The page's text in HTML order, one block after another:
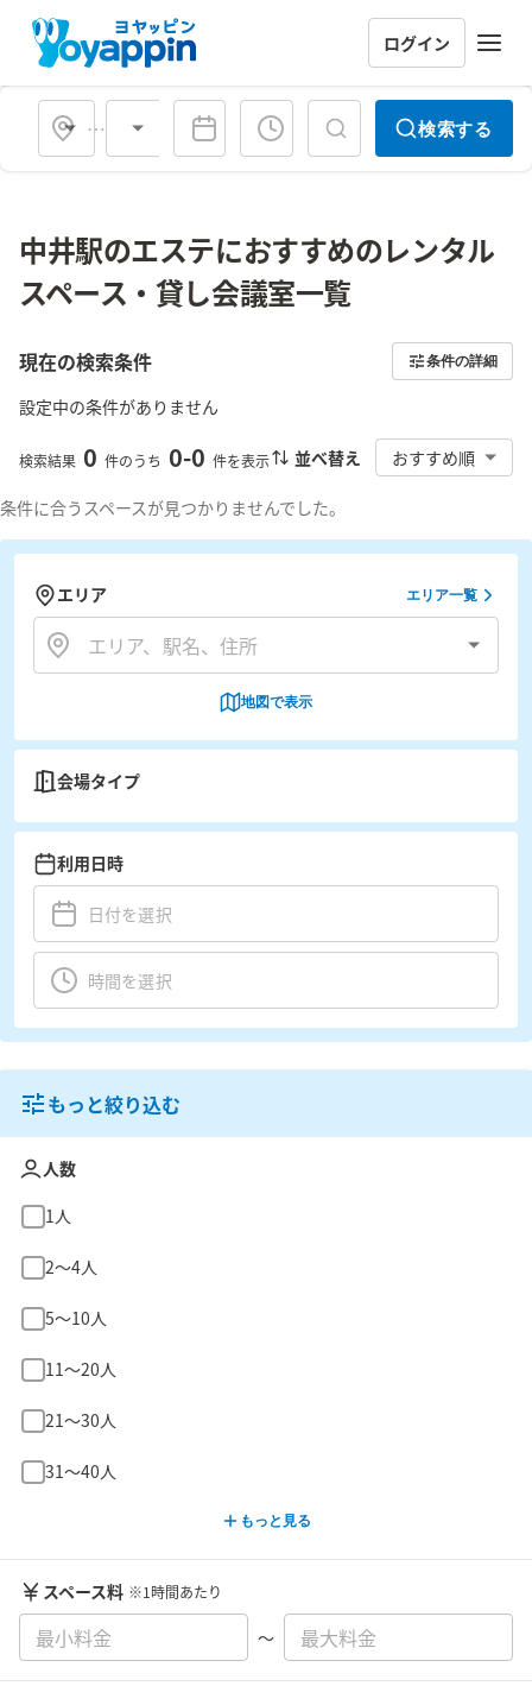
ログイン
会場タイプ 検索する
中井駅のエステにおすすめのレンタル
スペース・貸し会議室一覧
現在の検索条件 条件の詳細
設定中の条件がありません
検索結果 0 件のうち 0-0 件を表示 並べ替え おすすめ順
条件に合うスペースが見つかりませんでした。
エリア エリア一覧
地図で表示
会場タイプ
利用日時
もっと絞り込む
人数
1人
2〜4人
5〜10人
11〜20人
21〜30人
31〜40人
もっと見る
スペース料 ※1時間あたり
〜